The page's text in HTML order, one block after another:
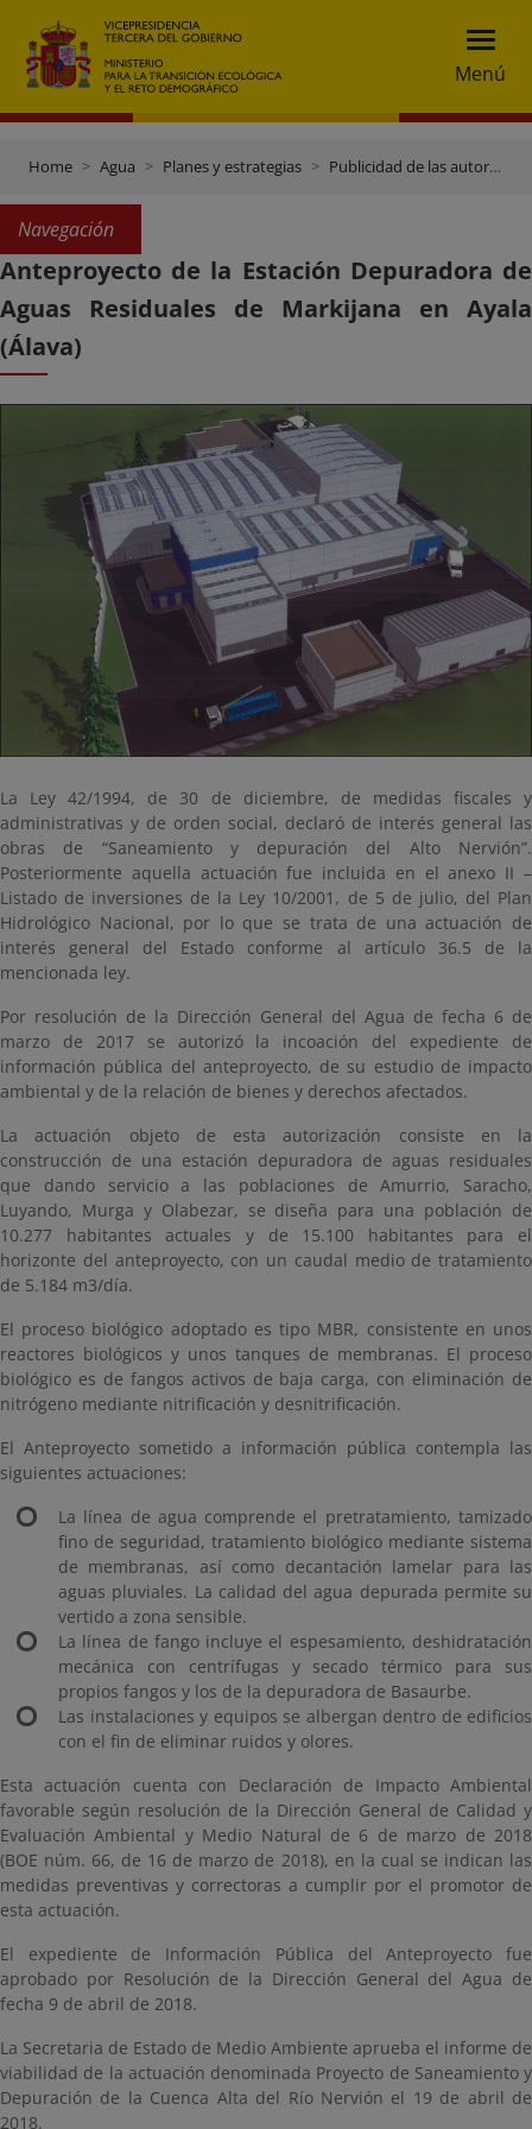
Menú
Home Agua Planes y estrategias Publicidad de las autorizaciones de proyectos
Navegación
Anteproyecto de la Estación Depuradora de
Aguas Residuales de Markijana en Ayala
(Álava)
La Ley 42/1994, de 30 de diciembre, de medidas fiscales y
administrativas y de orden social, declaró de interés general las
obras de “Saneamiento y depuración del Alto Nervión”.
Posteriormente aquella actuación fue incluida en el anexo II –
Listado de inversiones de la Ley 10/2001, de 5 de julio, del Plan
Hidrológico Nacional, por lo que se trata de una actuación de
interés general del Estado conforme al artículo 36.5 de la
mencionada ley.
Por resolución de la Dirección General del Agua de fecha 6 de
marzo de 2017 se autorizó la incoación del expediente de
información pública del anteproyecto, de su estudio de impacto
ambiental y de la relación de bienes y derechos afectados.
La actuación objeto de esta autorización consiste en la
construcción de una estación depuradora de aguas residuales
que dando servicio a las poblaciones de Amurrio, Saracho,
Luyando, Murga y Olabezar, se diseña para una población de
10.277 habitantes actuales y de 15.100 habitantes para el
horizonte del anteproyecto, con un caudal medio de tratamiento
de 5.184 m3/día.
El proceso biológico adoptado es tipo MBR, consistente en unos
reactores biológicos y unos tanques de membranas. El proceso
biológico es de fangos activos de baja carga, con eliminación de
nitrógeno mediante nitrificación y desnitrificación.
El Anteproyecto sometido a información pública contempla las
siguientes actuaciones:
La línea de agua comprende el pretratamiento, tamizado
fino de seguridad, tratamiento biológico mediante sistema
de membranas, así como decantación lamelar para las
aguas pluviales. La calidad del agua depurada permite su
vertido a zona sensible.
La línea de fango incluye el espesamiento, deshidratación
mecánica con centrífugas y secado térmico para sus
propios fangos y los de la depuradora de Basaurbe.
Las instalaciones y equipos se albergan dentro de edificios
con el fin de eliminar ruidos y olores.
Esta actuación cuenta con Declaración de Impacto Ambiental
favorable según resolución de la Dirección General de Calidad y
Evaluación Ambiental y Medio Natural de 6 de marzo de 2018
(BOE núm. 66, de 16 de marzo de 2018), en la cual se indican las
medidas preventivas y correctoras a cumplir por el promotor de
esta actuación.
El expediente de Información Pública del Anteproyecto fue
aprobado por Resolución de la Dirección General del Agua de
fecha 9 de abril de 2018.
La Secretaria de Estado de Medio Ambiente aprueba el informe de
viabilidad de la actuación denominada Proyecto de Saneamiento y
Depuración de la Cuenca Alta del Río Nervión el 19 de abril de
2018.